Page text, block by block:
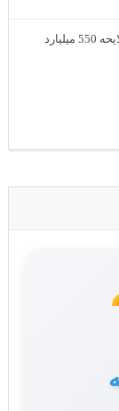
صنعت رمزارز در خطر جدی توسط لایحه 550 میلیارد